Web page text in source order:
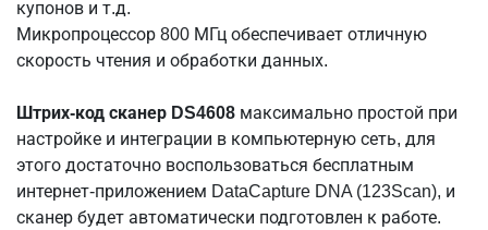
купонов и т.д.
Микропроцессор 800 МГц обеспечивает отличную
скорость чтения и обработки данных.
Штрих-код сканер DS4608 максимально простой при
настройке и интеграции в компьютерную сеть, для
этого достаточно воспользоваться бесплатным
интернет-приложением DataCapture DNA (123Scan), и
сканер будет автоматически подготовлен к работе.